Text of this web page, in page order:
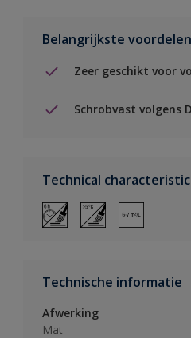
Belangrijkste voordelen
Zeer geschikt voor
Schrobvast volgens
Technical
Technische informatie
Afwerking
Mat